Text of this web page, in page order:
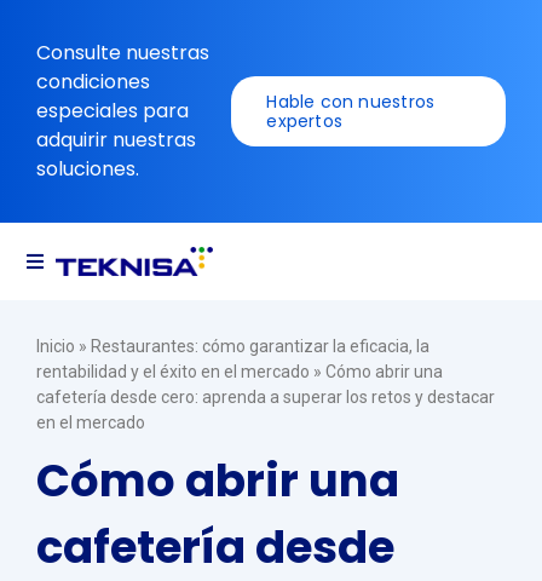
contenido
Consulte nuestras
condiciones
especiales para
adquirir nuestras
soluciones.
Hable con nuestros
expertos
Alternar
Recursos
Inicio » Restaurantes: cómo garantizar la eficacia, la
rentabilidad y el éxito en el mercado » Cómo abrir una
cafetería desde cero: aprenda a superar los retos y destacar
en el mercado
Cómo abrir una
cafetería desde